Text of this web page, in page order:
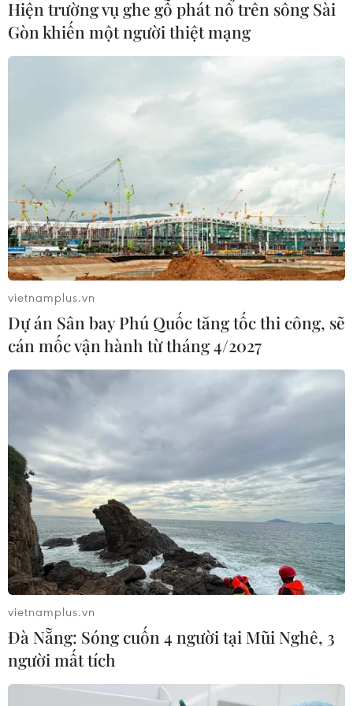
nghiệp công nghệ số
05/08/2026 02:59
tiến mới về thẻ tín dụng
Doanh thu của Apple tại Ấn Độ lần
đầu vượt 10 tỷ USD
05/08/2026 00:53
Boeing 737 MAX 7 được đưa vào khai
thác sau hơn 8 năm chờ đợi
04/08/2026 02:48
CƠ QUAN CHỦ QUẢN: THÔNG TẤN XÃ VIỆT NAM
Tổng Biên tập: TRẦN TIẾN DUẨN
Sở hữu trí tuệ
Hỗ trợ
Hiện trường vụ ghe gỗ phát nổ trên sông Sài
Gòn khiến một người thiệt mạng
vietnamplus.vn
Dự án Sân bay Phú Quốc tăng tốc thi công, sẽ
cán mốc vận hành từ tháng 4/2027
vietnamplus.vn
Đà Nẵng: Sóng cuốn 4 người tại Mũi Nghê, 3
người mất tích